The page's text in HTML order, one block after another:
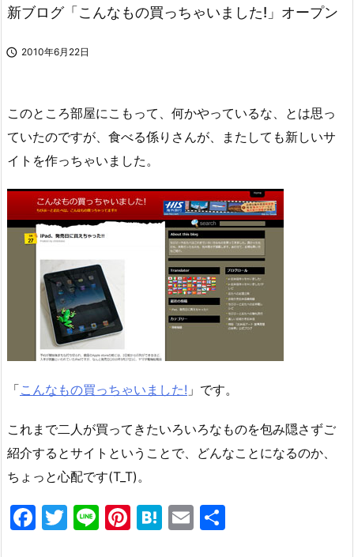

新ブログ「こんなもの買っちゃいました!」オープン
 2010年6月22日
このところ部屋にこもって、何かやっているな、とは思っ
ていたのですが、食べる係りさんが、またしても新しいサ
イトを作っちゃいました。
「こんなもの買っちゃいました! 」です。
これまで二人が買ってきたいろいろなものを包み隠さずご
紹介するとサイトということで、どんなことになるのか、
ちょっと心配です(T_T)。
F
T
Li Pi H
E